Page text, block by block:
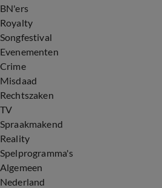
BN'ers
Royalty
Songfestival
Evenementen
Crime
Misdaad
Rechtszaken
TV
Spraakmakend
Reality
Spelprogramma's
Algemeen
Nederland